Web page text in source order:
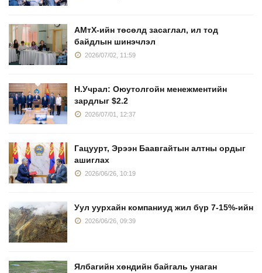
АМтХ-ийн төсөлд засаглал, ил тод
байдлын шинэчлэл
2026/07/02, 11:59
Н.Учрал: Оюутолгойн менежментийн
зардлыг $2.2
2026/07/01, 12:37
Гацуурт, Эрээн Баавгайтын алтны ордыг
ашиглах
2026/06/26, 10:19
Уул уурхайн компаниуд жил бүр 7-15%-ийн
2026/06/26, 09:39
Ялбагийн хөндийн байгаль унаган